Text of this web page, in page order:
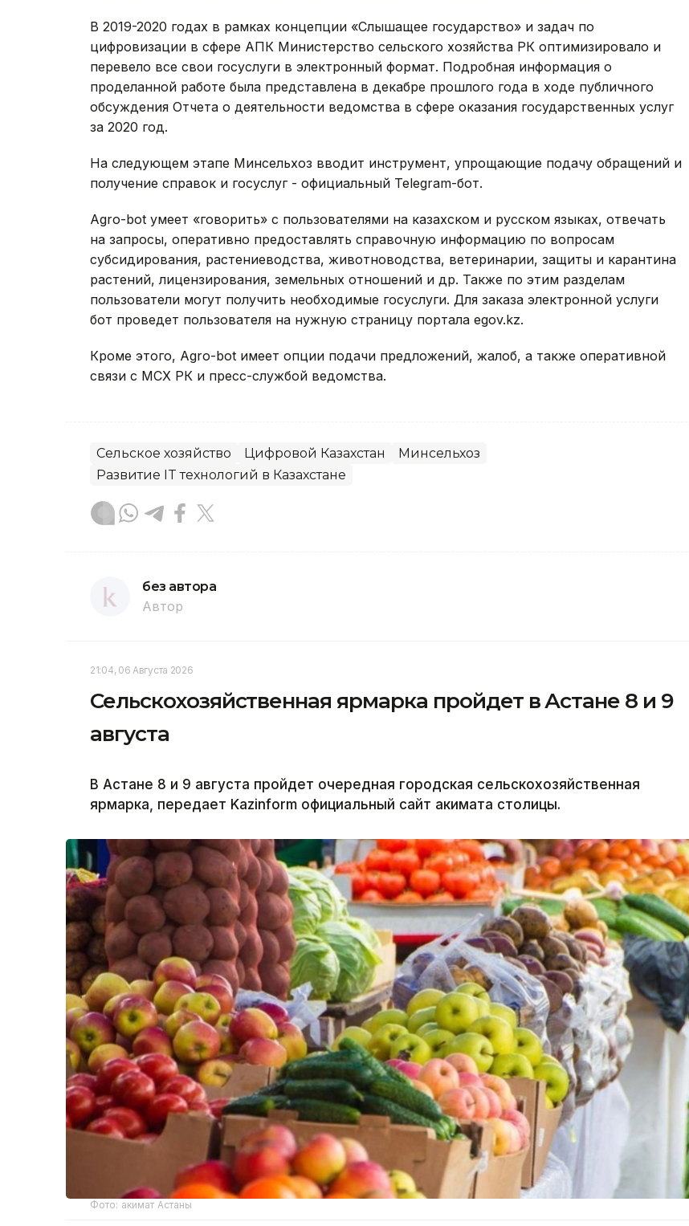
В 2019-2020 годах в рамках концепции «Слышащее государство» и задач по
цифровизации в сфере АПК Министерство сельского хозяйства РК оптимизировало и
перевело все свои госуслуги в электронный формат. Подробная информация о
проделанной работе была представлена в декабре прошлого года в ходе публичного
обсуждения Отчета о деятельности ведомства в сфере оказания государственных услуг
за 2020 год.
На следующем этапе Минсельхоз вводит инструмент, упрощающие подачу обращений и
получение справок и госуслуг - официальный Telegram-бот.
Agro-bot умеет «говорить» с пользователями на казахском и русском языках, отвечать
на запросы, оперативно предоставлять справочную информацию по вопросам
субсидирования, растениеводства, животноводства, ветеринарии, защиты и карантина
растений, лицензирования, земельных отношений и др. Также по этим разделам
пользователи могут получить необходимые госуслуги. Для заказа электронной услуги
бот проведет пользователя на нужную страницу портала egov.kz.
Кроме этого, Agro-bot имеет опции подачи предложений, жалоб, а также оперативной
связи с МСХ РК и пресс-службой ведомства.
Сельское хозяйство Цифровой Казахстан
Минсельхоз
Развитие IT технологий в Казахстане
без автора
Автор
21:04, 06 Августа 2026
Сельскохозяйственная ярмарка пройдет в Астане 8 и 9
августа
В Астане 8 и 9 августа пройдет очередная городская сельскохозяйственная
ярмарка, передает Kazinform официальный сайт акимата столицы.
Фото: акимат Астаны